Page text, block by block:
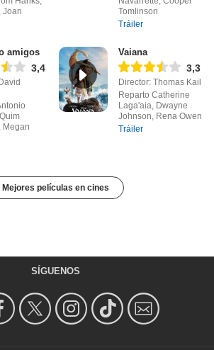
Joan
Tomlinson
Tráiler
amigos
3,4
Megan
Vaiana
3,3
Director: Thomas Kail
Reparto Catherine
Laga'aia, Dwayne
Johnson, Rena Owen
Tráiler
Mejores películas en cines
SÍGUENOS